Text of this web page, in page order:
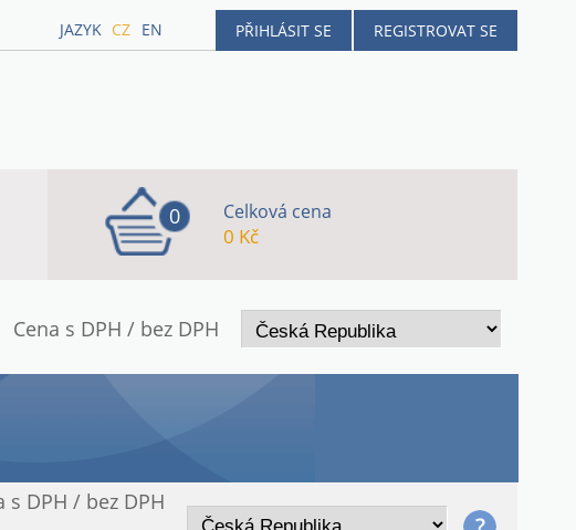
PŘIHLÁSIT SE REGISTROVAT SE
JAZYK CZ EN
0 Celková cena
0 Kč
Cena s DPH / bez DPH
s DPH / bez DPH